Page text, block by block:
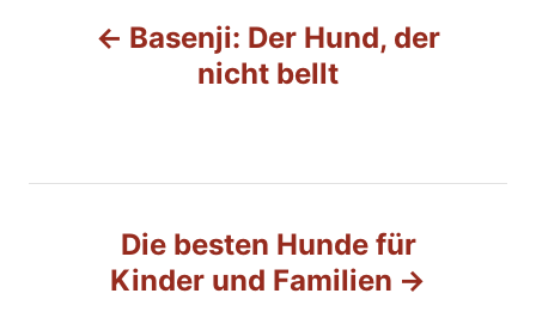
t
Basenji: Der Hund, der
nicht bellt
Die besten Hunde für
Kinder und Familien